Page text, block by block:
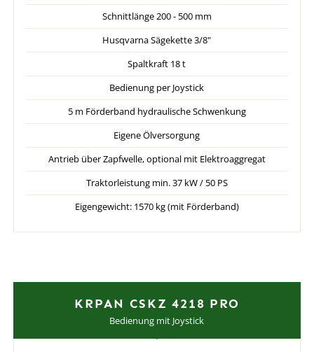
Schnittlänge 200 - 500 mm
Husqvarna Sägekette 3/8"
Spaltkraft 18 t
Bedienung per Joystick
5 m Förderband hydraulische Schwenkung
Eigene Ölversorgung
Antrieb über Zapfwelle, optional mit Elektroaggregat
Traktorleistung min. 37 kW / 50 PS
Eigengewicht: 1570 kg (mit Förderband)
KRPAN CSKZ 4218 PRO
Bedienung mit Joystick